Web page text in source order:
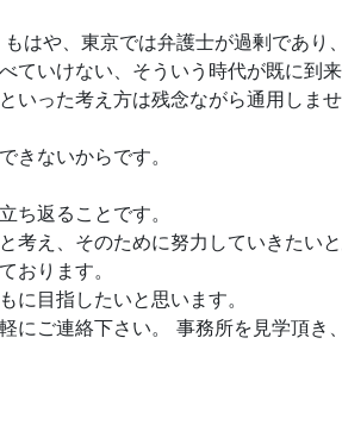
はや、東京では弁護士が過剰であり
いけない、そういう時代が既に到来
いった考え方は残念ながら通用しませ
きないからです。
ち返ることです。
考え、そのために努力していきたい
おります。
に目指したいと思います。
ご連絡下さい。 事務所を見学頂き